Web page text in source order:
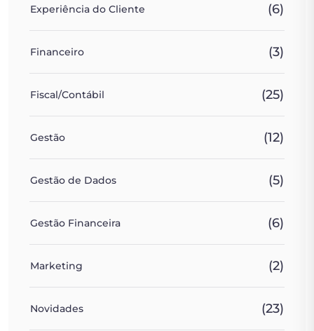
Experiência do Cliente (6)
Financeiro (3)
Fiscal/Contábil (25)
Gestão (12)
Gestão de Dados (5)
Gestão Financeira (6)
Marketing (2)
Novidades (23)